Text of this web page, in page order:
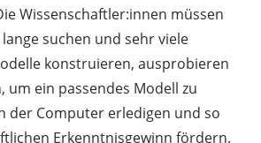
Wissenschaftler:innen müssen
suchen und sehr viele
konstruieren, ausprobieren
um ein passendes Modell zu
der Computer erledigen und so
Erkenntnisgewinn fördern.